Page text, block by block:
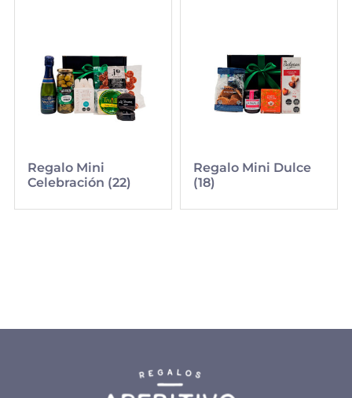
Regalo Mini
Celebración (22)
Regalo Mini Dulce
(18)